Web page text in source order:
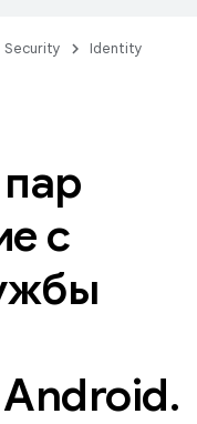
Security
Identity
с
.